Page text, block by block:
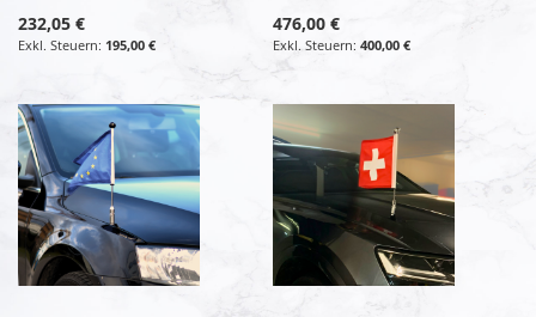
232,05 €
195,00 €
476,00 €
400,00 €